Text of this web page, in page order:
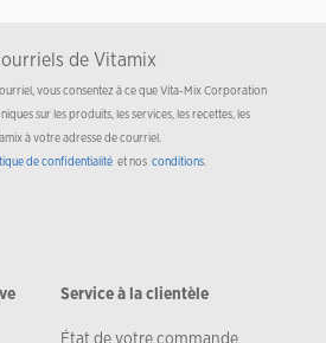
de Vitamix
vous consentez à ce que Vita-Mix Corporation
sur les produits, les services, les recettes, les
à votre adresse de courriel.
de confidentialité et nos conditions.
Service à la clientèle
État de votre commande